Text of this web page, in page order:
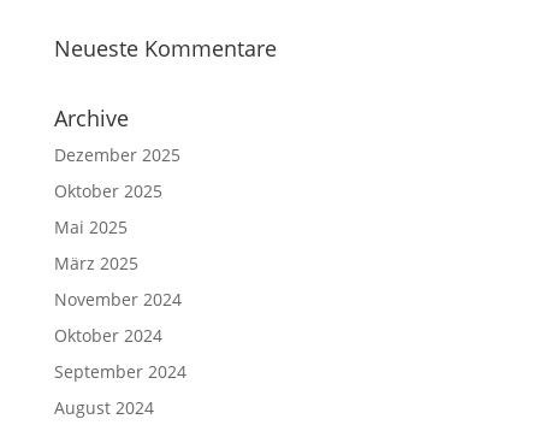
Neueste Kommentare
Archive
Dezember 2025
Oktober 2025
Mai 2025
März 2025
November 2024
Oktober 2024
September 2024
August 2024